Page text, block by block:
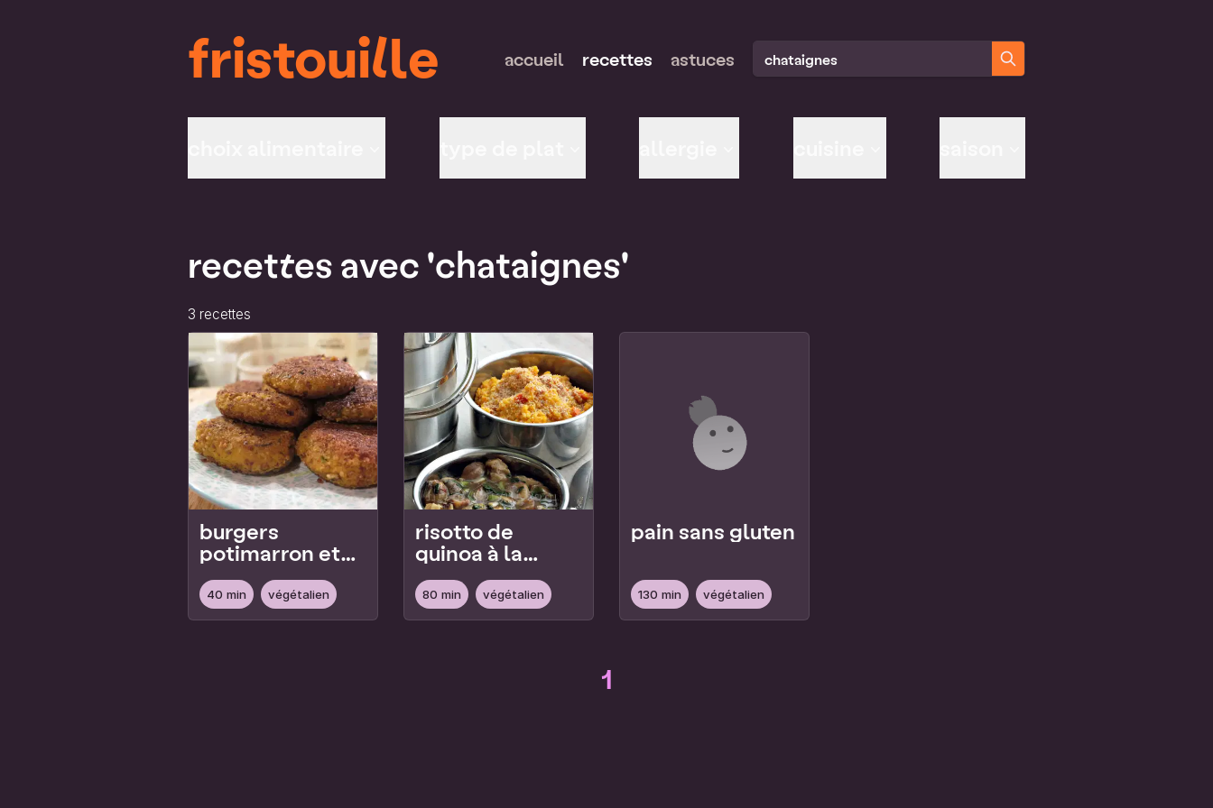
fristouille accueil recettes astuces rechercher des recettes
recettes avec 'chataignes'
3 recettes
burgers
potimarron et
chataîgnes
40 min végétalien
risotto de
quinoa à la
courge, sauce
aux châtaignes
80 min végétalien
pain sans gluten
130 min végétalien
1